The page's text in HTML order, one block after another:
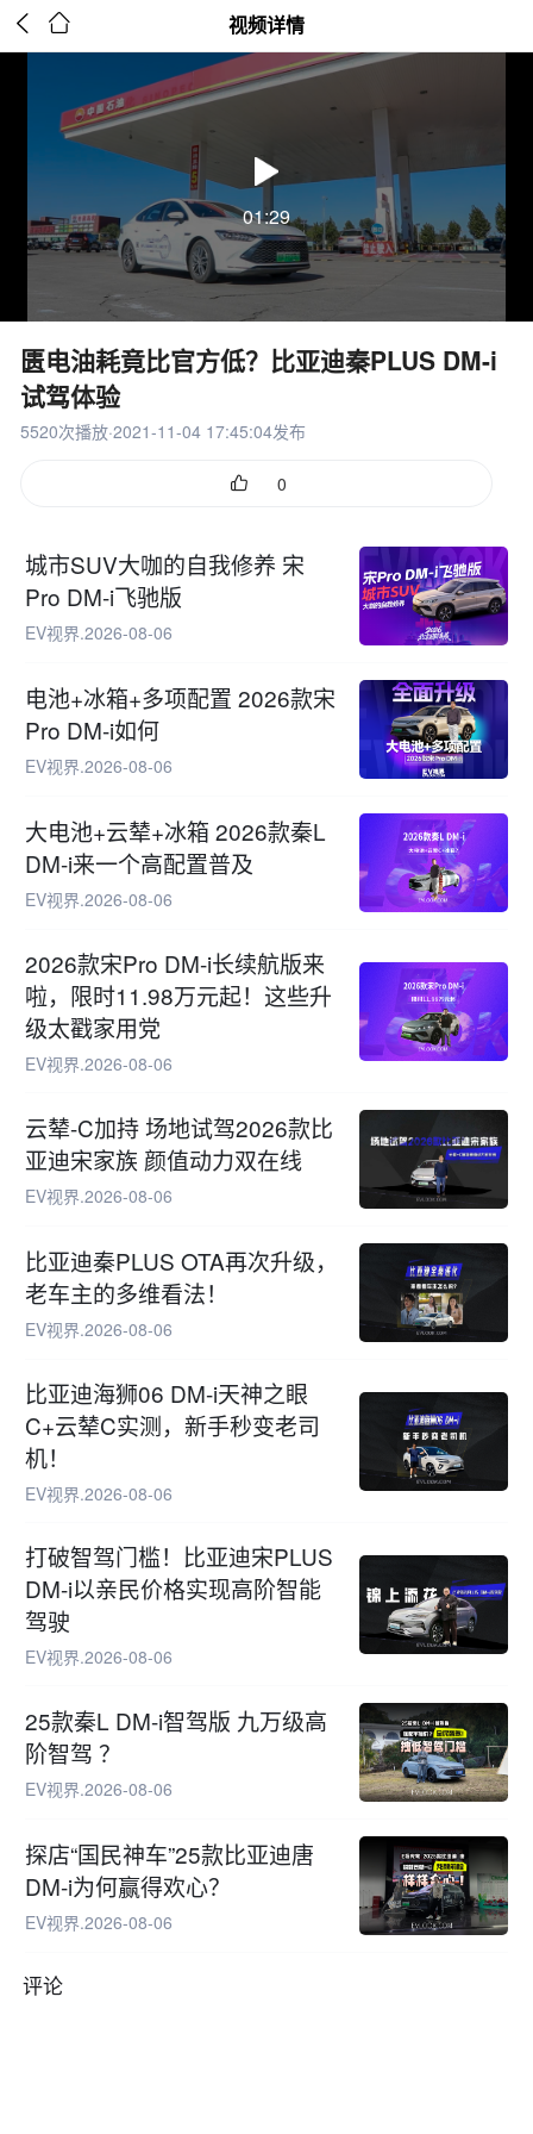
  视频详情
01:29
匮电油耗竟比官方低？比亚迪秦PLUS DM-i
试驾体验
5520次播放·2021-11-04 17:45:04发布
 0
城市SUV大咖的自我修养 宋
Pro DM-i飞驰版
EV视界.2026-08-06
电池+冰箱+多项配置 2026款宋
Pro DM-i如何
EV视界.2026-08-06
大电池+云辇+冰箱 2026款秦L
DM-i来一个高配置普及
EV视界.2026-08-06
2026款宋Pro DM-i长续航版来
啦，限时11.98万元起！这些升
级太戳家用党
EV视界.2026-08-06
云辇-C加持 场地试驾2026款比
亚迪宋家族 颜值动力双在线
EV视界.2026-08-06
比亚迪秦PLUS OTA再次升级，
老车主的多维看法！
EV视界.2026-08-06
比亚迪海狮06 DM-i天神之眼
C+云辇C实测，新手秒变老司
机！
EV视界.2026-08-06
打破智驾门槛！比亚迪宋PLUS
DM-i以亲民价格实现高阶智能
驾驶
EV视界.2026-08-06
25款秦L DM-i智驾版 九万级高
阶智驾 ？
EV视界.2026-08-06
探店“国民神车”25款比亚迪唐
DM-i为何赢得欢心？
EV视界.2026-08-06
评论